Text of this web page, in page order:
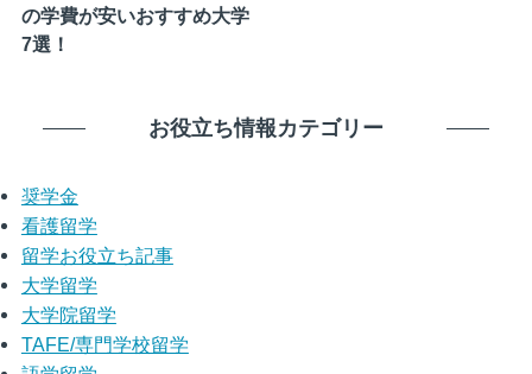
の学費が安いおすすめ大学
7選！
お役立ち情報カテゴリー
奨学金
看護留学
留学お役立ち記事
大学留学
大学院留学
TAFE/専門学校留学